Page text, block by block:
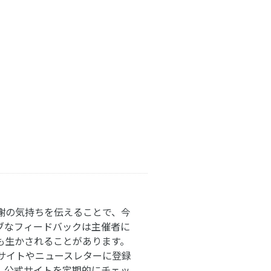
気持ちを伝えることで、今
フィードバックは主催者に
かされることがあります。
イトやニュースレターに登録